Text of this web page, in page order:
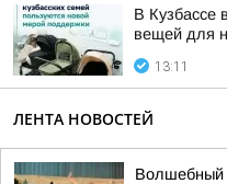
В Кузбассе
вещей для
13:11
ЛЕНТА НОВОСТЕЙ
Волшебный